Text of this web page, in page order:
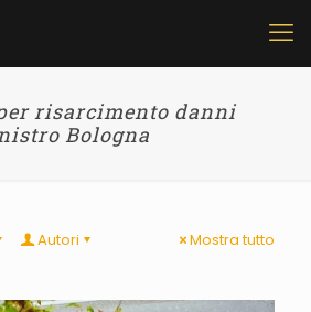
risarcimento danni
Bologna
Autori Mostra tutto